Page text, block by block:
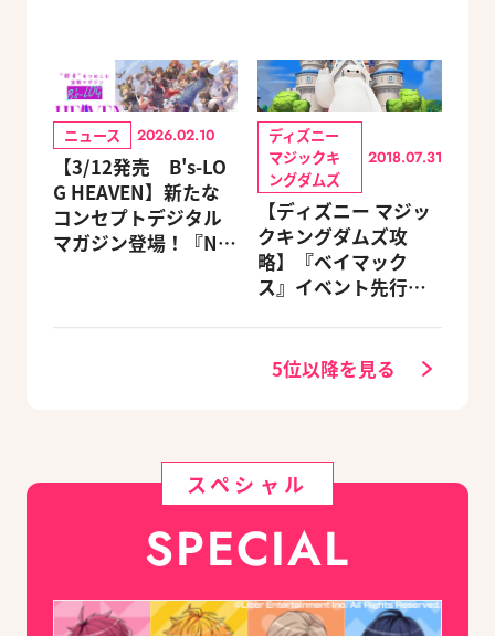
ニュース 2026.02.10
【3/12発売 B's-LO
G HEAVEN】新たな
コンセプトデジタル
マガジン登場！『NU:
ディズニー
マジックキ
ングダムズ
2018.07.31
【ディズニー マジッ
クキングダムズ攻
略】『ベイマック
ス』イベント先行体
5位以降を見る
スペシャル
SPECIAL